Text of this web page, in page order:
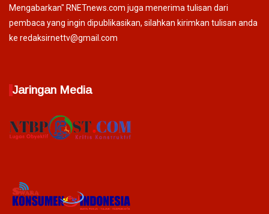
Mengabarkan" RNETnews.com juga menerima tulisan dari
pembaca yang ingin dipublikasikan, silahkan kirimkan tulisan anda
ke redaksirnettv@gmail.com
Jaringan Media